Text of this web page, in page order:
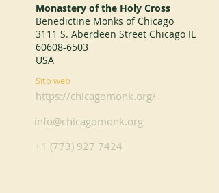
Monastery of the Holy Cross
Benedictine Monks of Chicago
3111 S. Aberdeen Street Chicago IL
60608-6503
USA
Sito web
https://chicagomonk.org/
info@chicagomonk.org
+1 (773) 927 7424